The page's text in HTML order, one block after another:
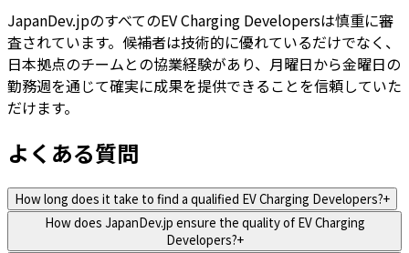
JapanDev.jpのすべてのEV Charging Developersは慎重に審
査されています。候補者は技術的に優れているだけでなく、
日本拠点のチームとの協業経験があり、月曜日から金曜日の
勤務週を通じて確実に成果を提供できることを信頼していた
だけます。
よくある質問
How long does it take to find a qualified EV Charging Developers?+
How does JapanDev.jp ensure the quality of EV Charging
Developers?+